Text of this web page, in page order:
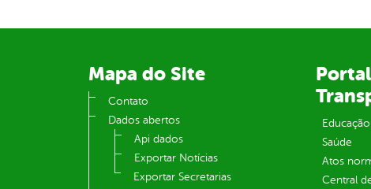
Mapa do Site
Contato
Dados abertos
Api dados
Exportar Notícias
Exportar Secretarias
Educação
Saúde
Atos
Central